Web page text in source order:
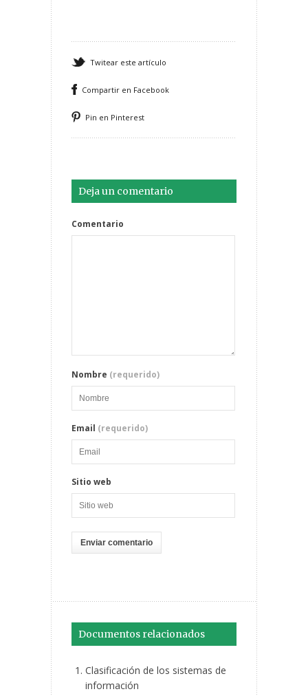
Twitear este artículo
Compartir en Facebook
Pin en Pinterest
Deja un comentario
Comentario
Nombre (requerido)
Email (requerido)
Sitio web
Documentos relacionados
Clasificación de los sistemas de
información